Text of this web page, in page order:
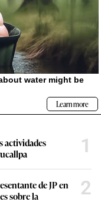
actividades
1
de JP en
sobre la
2